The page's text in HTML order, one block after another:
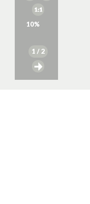
10%
1 / 2